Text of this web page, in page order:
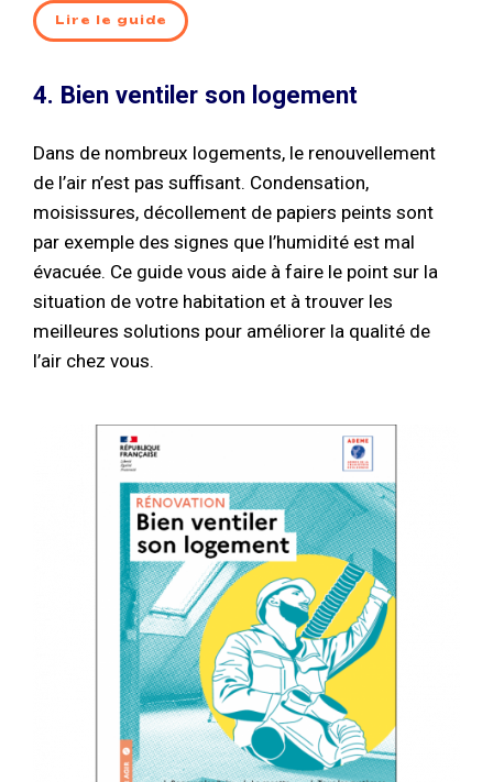
Lire le guide
4. Bien ventiler son logement
Dans de nombreux logements, le renouvellement
de l’air n’est pas suffisant. Condensation,
moisissures, décollement de papiers peints sont
par exemple des signes que l’humidité est mal
évacuée. Ce guide vous aide à faire le point sur la
situation de votre habitation et à trouver les
meilleures solutions pour améliorer la qualité de
l’air chez vous.